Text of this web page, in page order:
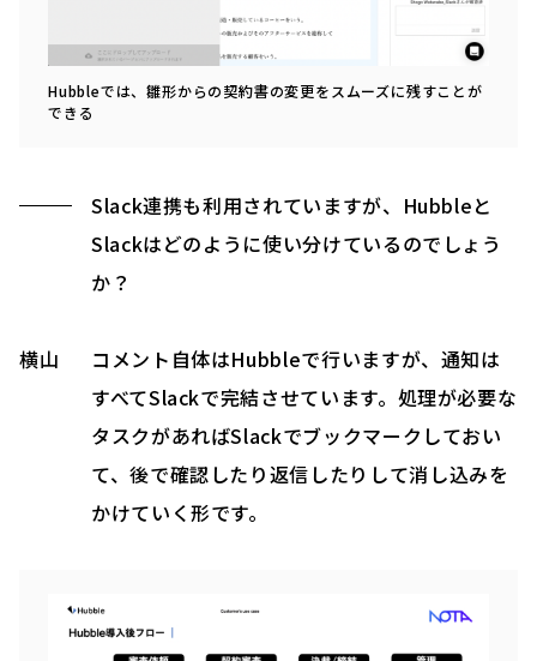
Hubbleでは、雛形からの契約書の変更をスムーズに残すことが
できる
Slack連携も利用されていますが、Hubbleと
Slackはどのように使い分けているのでしょう
か？
横山
コメント自体はHubbleで行いますが、通知は
すべてSlackで完結させています。処理が必要な
タスクがあればSlackでブックマークしておい
て、後で確認したり返信したりして消し込みを
かけていく形です。